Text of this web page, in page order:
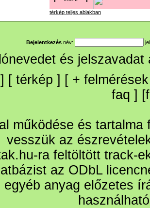
térkép teljes ablakban
Bejelentkezés név:
és
] [ térkép ] [ + felmérések
faq ] [
működése és
vesszük az
ra feltöltött track-
az ODbL
egyéb anyag előzetes